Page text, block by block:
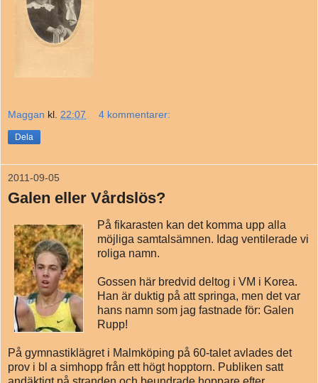
Maggan kl. 22:07 4 kommentarer:
Dela
2011-09-05
Galen eller Vårdslös?
På fikarasten kan det komma upp alla
möjliga samtalsämnen. Idag ventilerade vi
roliga namn.
Gossen här bredvid deltog i VM i Korea.
Han är duktig på att springa, men det var
hans namn som jag fastnade för: Galen
Rupp!
På gymnastiklägret i Malmköping på 60-talet avlades det
prov i bl a simhopp från ett högt hopptorn. Publiken satt